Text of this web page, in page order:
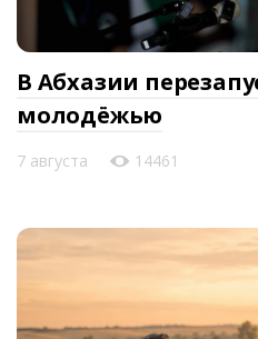
В Абхазии
молодёжью
7 августа 14461